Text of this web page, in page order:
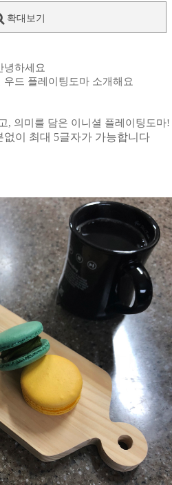
확대보기
녕하세요
우드 플레이팅도마 소개해요
, 의미를 담은 이니셜 플레이팅도마!
이 최대 5글자가 가능합니다